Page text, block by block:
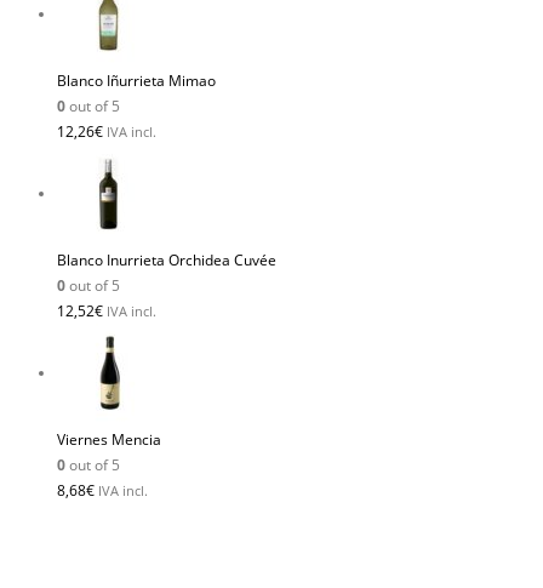
Blanco Iñurrieta Mimao
0out of 5
12,26€ IVA incl.
Blanco Inurrieta Orchidea Cuvée
0out of 5
12,52€ IVA incl.
Viernes Mencia
0out of 5
8,68€ IVA incl.